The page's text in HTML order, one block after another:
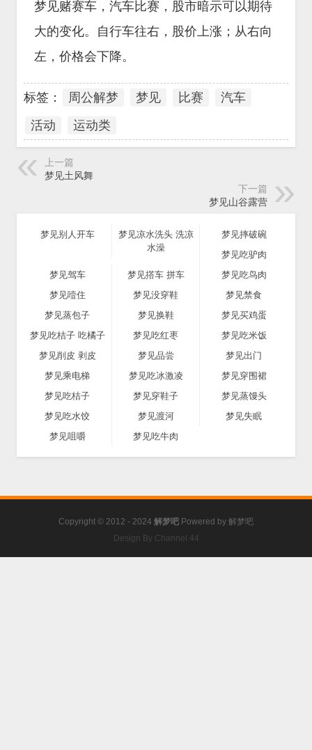
梦见赌赛车，汽车比赛，股市暗示可以期待
大的变化。自行车往右，股价上涨；从右向
左，价格会下降。
标签： 周公解梦 梦见 比赛
汽车
活动
运动类
上一篇
梦见土风舞
下一篇
梦见山谷露营
梦见别人开车
梦见凉水洗头 洗凉
水澡
梦见摔破碗
梦见吃驴肉
梦见驾车
梦见撘车 拼车
梦见吃鸟肉
梦见噎住
梦见没穿鞋
梦见禁食
梦见蒸包子
梦见换鞋
梦见买鸡蛋
梦见吃桔子 吃橘子
梦见吃红枣
梦见吃米饭
梦见削皮 剥皮
梦见品尝
梦见出门
梦见乘电梯
梦见吃冰激凌
梦见穿围裙
梦见吃桔子
梦见穿鞋子
梦见蒸馒头
梦见吃水饺
梦见渡河
梦见失眠
梦见咀嚼
梦见吃牛肉
Copyright © 2012 - 2024 解梦吧 Powered by 解梦吧
Design By Channel 44